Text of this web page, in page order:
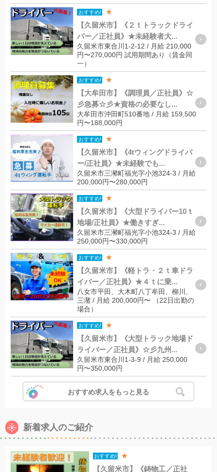
おすすめ! ★
【久留米市】《２ｔトラックドライ
バー／正社員》★未経験者大...
久留米市東合川1-2-12 / 月給 210,000
円〜270,000円 試用期間あり（賃金同
一）
おすすめ! ★
【大牟田市】《調理員／正社員》☆
彡急募☆彡★資格の必要なし...
大牟田市沖田町510番地 / 月給 159,500
円〜188,000円
おすすめ! ★
【久留米市】《4tウィングドライバ
ー/正社員》★未経験でも...
久留米市三瀦町福光字小池324-3 / 月給
200,000円〜280,000円
おすすめ! ★
【久留米市】《大型ドライバー10ｔ
地場/正社員》★働きすぎ...
久留米市三瀦町福光字小池324-3 / 月給
250,000円〜330,000円
おすすめ! ★
【久留米市】《軽トラ・２ｔ車ドラ
イバー／正社員》★４ｔに乗...
八女市平田、大木町八丁牟田、柳川、
三潴 / 月給 200,000円〜 （22日出勤の
場合）
おすすめ! ★
【久留米市】《大型トラック地場ド
ライバー／正社員》☆彡九州...
久留米市東合川1-3-9 / 月給 250,000
円〜350,000円
おすすめ求人をもっと見る
新着求人のご紹介
おすすめ! ★
【久留米市】《鋳物工／正社